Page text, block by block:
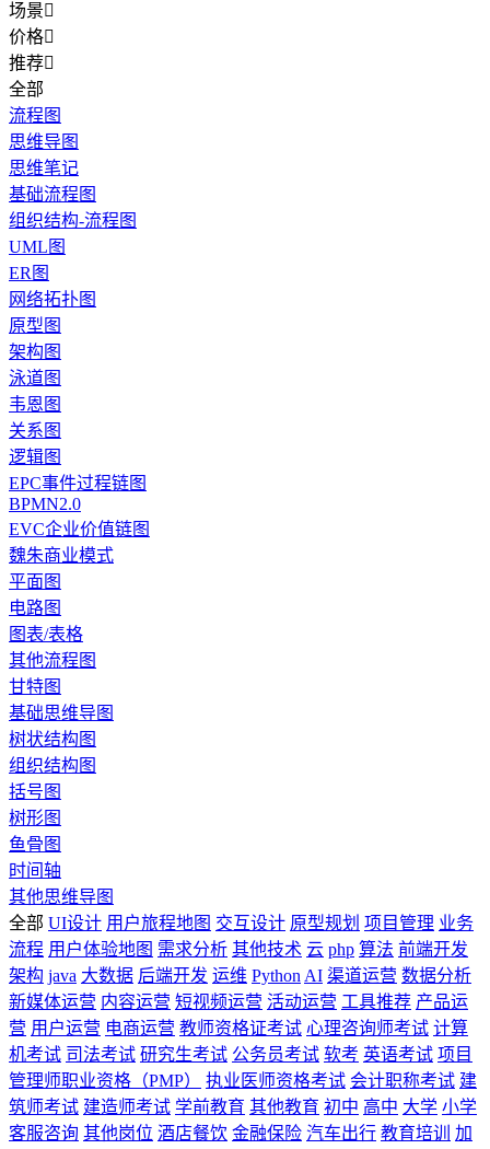
场景
价格
推荐
全部
流程图
思维导图
思维笔记
基础流程图
组织结构-流程图
UML图
ER图
网络拓扑图
原型图
架构图
泳道图
韦恩图
关系图
逻辑图
EPC事件过程链图
BPMN2.0
EVC企业价值链图
魏朱商业模式
平面图
电路图
图表/表格
其他流程图
甘特图
基础思维导图
树状结构图
组织结构图
括号图
树形图
鱼骨图
时间轴
其他思维导图
全部 UI设计 用户旅程地图 交互设计 原型规划 项目管理 业务
流程 用户体验地图 需求分析 其他技术 云 php 算法 前端开发
架构 java 大数据 后端开发 运维 Python AI 渠道运营 数据分析
新媒体运营 内容运营 短视频运营 活动运营 工具推荐 产品运
营 用户运营 电商运营 教师资格证考试 心理咨询师考试 计算
机考试 司法考试 研究生考试 公务员考试 软考 英语考试 项目
管理师职业资格（PMP）
执业医师资格考试 会计职称考试 建
筑师考试 建造师考试 学前教育 其他教育 初中 高中 大学 小学
客服咨询 其他岗位 酒店餐饮 金融保险 汽车出行 教育培训
加